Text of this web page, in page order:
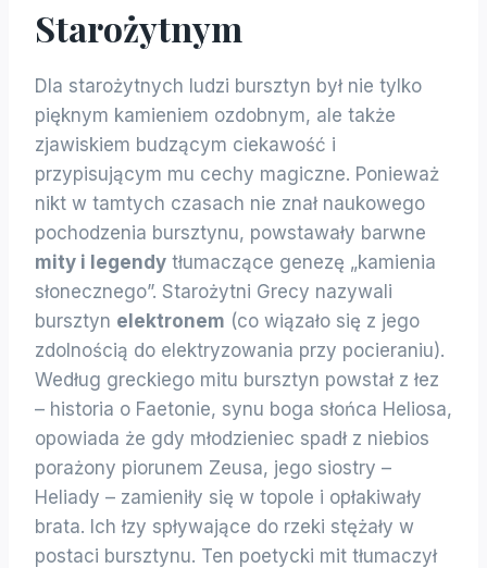
Starożytnym
Dla starożytnych ludzi bursztyn był nie tylko
pięknym kamieniem ozdobnym, ale także
zjawiskiem budzącym ciekawość i
przypisującym mu cechy magiczne. Ponieważ
nikt w tamtych czasach nie znał naukowego
pochodzenia bursztynu, powstawały barwne
mity i legendy tłumaczące genezę „kamienia
słonecznego”. Starożytni Grecy nazywali
bursztyn elektronem (co wiązało się z jego
zdolnością do elektryzowania przy pocieraniu).
Według greckiego mitu bursztyn powstał z łez
– historia o Faetonie, synu boga słońca Heliosa,
opowiada że gdy młodzieniec spadł z niebios
porażony piorunem Zeusa, jego siostry –
Heliady – zamieniły się w topole i opłakiwały
brata. Ich łzy spływające do rzeki stężały w
postaci bursztynu. Ten poetycki mit tłumaczył